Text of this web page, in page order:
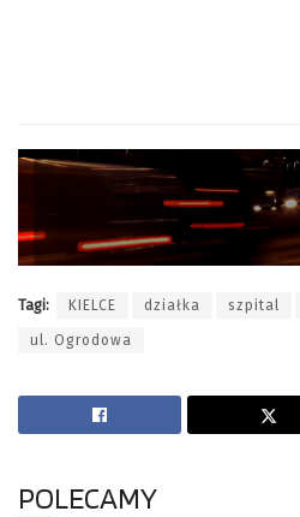
Tagi: KIELCE działka szpital
ul. Ogrodowa
POLECAMY